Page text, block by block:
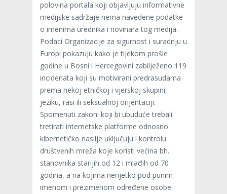
polovina portala koji objavljuju informativne
medijske sadržaje nema navedene podatke
o imenima urednika i novinara tog medija.
Podaci Organizacije za sigurnost i suradnju u
Europi pokazuju kako je tijekom prošle
godine u Bosni i Hercegovini zabilježeno 119
incidenata koji su motivirani predrasudama
prema nekoj etničkoj i vjerskoj skupini,
jeziku, rasi ili seksualnoj orijentaciji.
Spomenuti zakoni koji bi ubuduće trebali
tretirati internetske platforme odnosno
kibernetičko nasilje uključuju i kontrolu
društvenih mreža koje koristi većina bh.
stanovnika starijih od 12 i mlađih od 70
godina, a na kojima nerijetko pod punim
imenom i prezimenom određene osobe